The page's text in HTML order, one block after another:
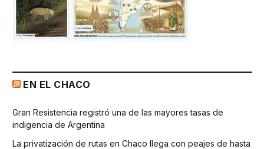
EN EL CHACO
Gran Resistencia registró una de las mayores tasas de
indigencia de Argentina
La privatización de rutas en Chaco llega con peajes de hasta